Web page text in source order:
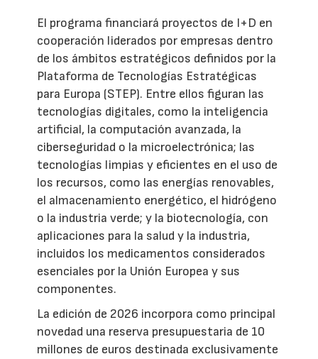
El programa financiará proyectos de I+D en
cooperación liderados por empresas dentro
de los ámbitos estratégicos definidos por la
Plataforma de Tecnologías Estratégicas
para Europa (STEP). Entre ellos figuran las
tecnologías digitales, como la inteligencia
artificial, la computación avanzada, la
ciberseguridad o la microelectrónica; las
tecnologías limpias y eficientes en el uso de
los recursos, como las energías renovables,
el almacenamiento energético, el hidrógeno
o la industria verde; y la biotecnología, con
aplicaciones para la salud y la industria,
incluidos los medicamentos considerados
esenciales por la Unión Europea y sus
componentes.
La edición de 2026 incorpora como principal
novedad una reserva presupuestaria de 10
millones de euros destinada exclusivamente